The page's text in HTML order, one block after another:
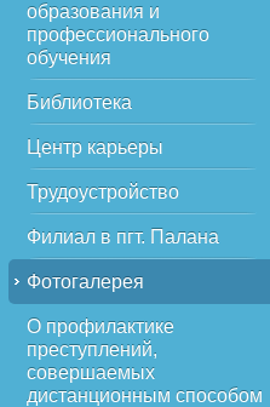
образования и
профессионального
обучения
Библиотека
Центр карьеры
Трудоустройство
Филиал в пгт. Палана
Фотогалерея
О профилактике
преступлений,
совершаемых
дистанционным способом